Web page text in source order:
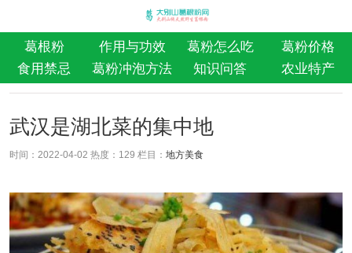
葛根粉 作用与功效 葛粉怎么吃
葛粉价格
食用禁忌
葛粉冲泡方法 知识问答 农业特产
武汉是湖北菜的集中地
时间：2022-04-02 热度： 129 栏目： 地方美食